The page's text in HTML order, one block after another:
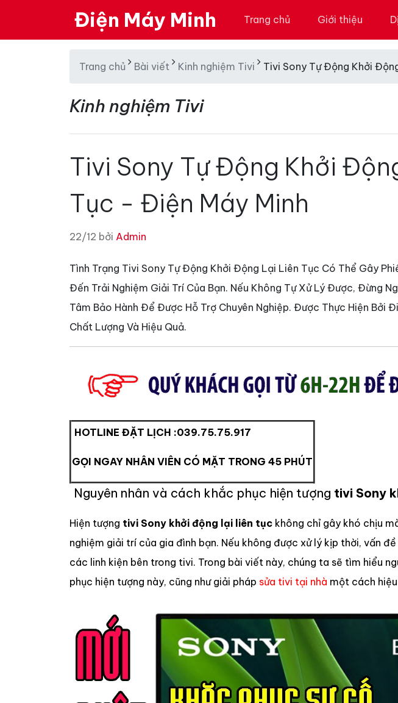
Điện Máy Minh Trang chủ Giới thiệu
Trang chủ Bài viết Kinh nghiệm Tivi Tivi Sony Tự Động Khởi
Kinh nghiệm Tivi
Tivi Sony Tự Động Khởi
Tục - Điện Máy Minh
22/12 bởi Admin
Tình Trạng Tivi Sony Tự Động Khởi Động Lại Liên Tục Có Thể Gây
Đến Trải Nghiệm Giải Trí Của Bạn. Nếu Không Tự Xử Lý Được, Đừng
Tâm Bảo Hành Để Được Hỗ Trợ Chuyên Nghiệp. Được Thực Hiện Bởi
Chất Lượng Và Hiệu Quả.
HOTLINE ĐẶT LỊCH :039.75.75.917
GỌI NGAY NHÂN VIÊN CÓ MẶT TRONG 45 PHÚT
Nguyên nhân và cách khắc phục hiện tượng tivi Sony
Hiện tượng tivi Sony khởi động lại liên tục không chỉ gây khó chịu
nghiệm giải trí của gia đình bạn. Nếu không được xử lý kịp thời, vấn
các linh kiện bên trong tivi. Trong bài viết này, chúng ta sẽ tìm hiểu
phục hiện tượng này, cũng như giải pháp sửa tivi tại nhà một cách